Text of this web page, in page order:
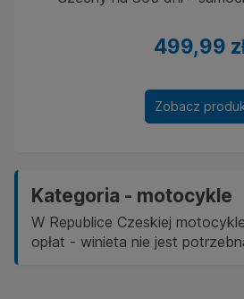
499,99
Zobacz
Kategoria - motocykle
W Republice Czeskiej
opłat - winieta nie jest